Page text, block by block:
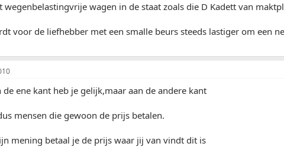
wegenbelastingvrije wagen in de staat zoals die D Kadett van
voor de liefhebber met een smalle beurs steeds lastiger om een
de ene kant heb je gelijk,maar aan de andere kant
mensen die gewoon de prijs betalen.
mening betaal je de prijs waar jij van vindt dit is